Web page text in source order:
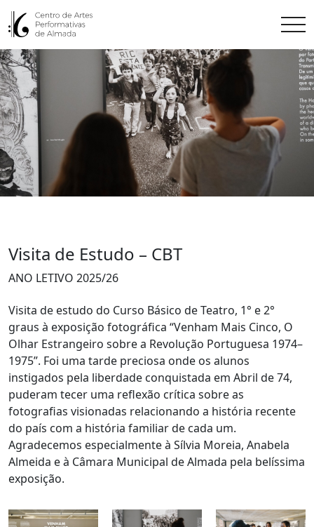
Visita de Estudo – CBT
ANO LETIVO 2025/26
Visita de estudo do Curso Básico de Teatro, 1° e 2°
graus à exposição fotográfica “Venham Mais Cinco, O
Olhar Estrangeiro sobre a Revolução Portuguesa 1974–
1975”. Foi uma tarde preciosa onde os alunos
instigados pela liberdade conquistada em Abril de 74,
puderam tecer uma reflexão crítica sobre as
fotografias visionadas relacionando a história recente
do país com a história familiar de cada um.
Agradecemos especialmente à Sílvia Moreia, Anabela
Almeida e à Câmara Municipal de Almada pela belíssima
exposição.